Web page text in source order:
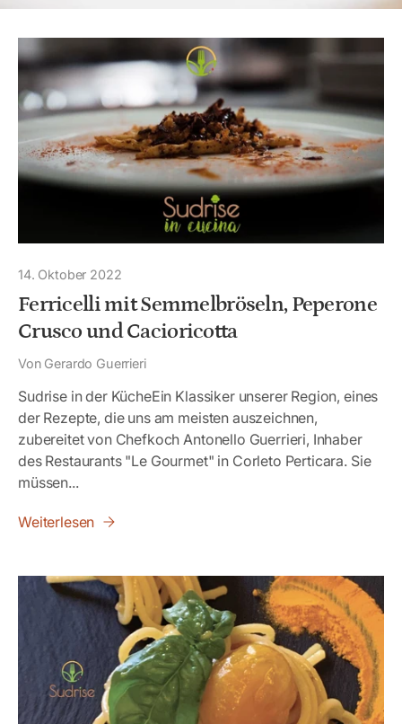
14. Oktober 2022
Ferricelli mit Semmelbröseln, Peperone
Crusco und Cacioricotta
Von Gerardo Guerrieri
Sudrise in der KücheEin Klassiker unserer Region, eines
der Rezepte, die uns am meisten auszeichnen,
zubereitet von Chefkoch Antonello Guerrieri, Inhaber
des Restaurants "Le Gourmet" in Corleto Perticara. Sie
müssen...
Weiterlesen